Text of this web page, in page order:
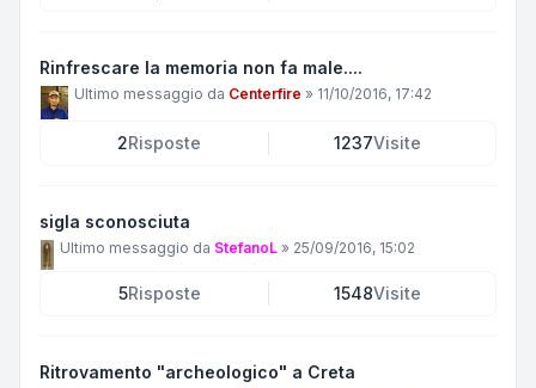
Rinfrescare la memoria non fa male....
Ultimo messaggio da Centerfire » 11/10/2016, 17:42
2Risposte 1237Visite
sigla sconosciuta
Ultimo messaggio da StefanoL » 25/09/2016, 15:02
5Risposte 1548Visite
Ritrovamento "archeologico" a Creta